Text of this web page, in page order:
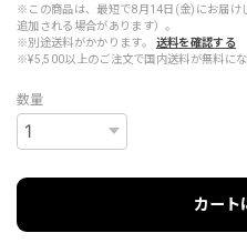
※この商品は、最短で8月14日(金)にお届け
追加される場合があります）。
※別途送料がかかります。
送料を確認する
※¥5,500以上のご注文で国内送料が無料にな
数量
カート